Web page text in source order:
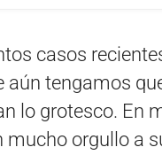
casos
aún tengamos
lo grotesco. En
orgullo a